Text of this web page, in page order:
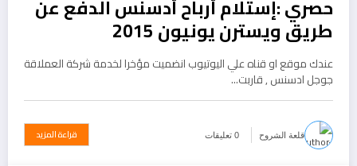
حصري :إستلام أرباح أدسنس الدفع عن
طريق ويسترن يونيون 2015
عندك موقع او قناه علي اليوتيوب انضميت مؤخرا لخدمة شركة العملاقة
جوجل ادسنس , قاربت…
قلعة الشروح 0 تعليقات قراءة المزيد